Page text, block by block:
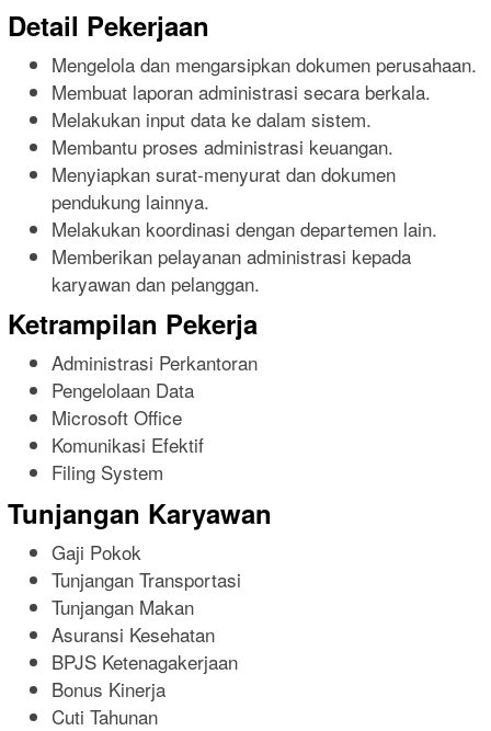
Detail Pekerjaan
Mengelola dan mengarsipkan dokumen perusahaan.
Membuat laporan administrasi secara berkala.
Melakukan input data ke dalam sistem.
Membantu proses administrasi keuangan.
Menyiapkan surat-menyurat dan dokumen
pendukung lainnya.
Melakukan koordinasi dengan departemen lain.
Memberikan pelayanan administrasi kepada
karyawan dan pelanggan.
Ketrampilan Pekerja
Administrasi Perkantoran
Pengelolaan Data
Microsoft Office
Komunikasi Efektif
Filing System
Tunjangan Karyawan
Gaji Pokok
Tunjangan Transportasi
Tunjangan Makan
Asuransi Kesehatan
BPJS Ketenagakerjaan
Bonus Kinerja
Cuti Tahunan